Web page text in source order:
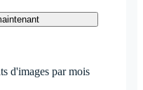
d'images par mois